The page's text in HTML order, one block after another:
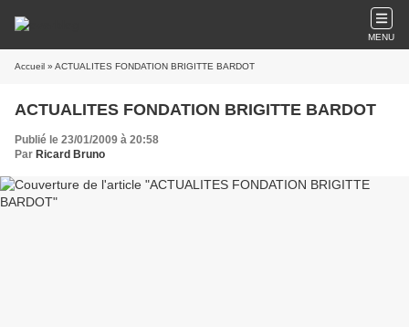
MENU
Accueil » ACTUALITES FONDATION BRIGITTE BARDOT
ACTUALITES FONDATION BRIGITTE BARDOT
Publié le 23/01/2009 à 20:58
Par Ricard Bruno